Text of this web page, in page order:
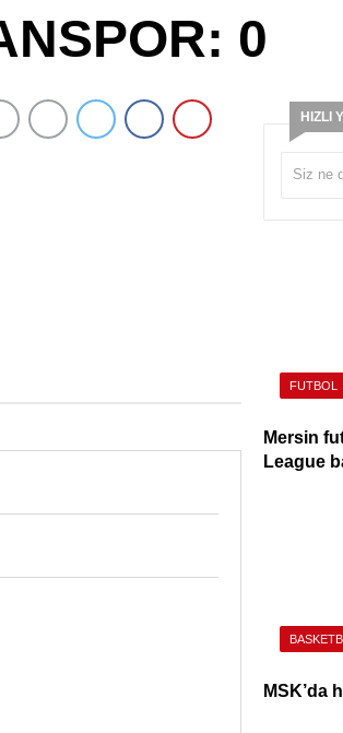
0
HIZLI
FUTBOL
Mersin
League
MSK’da